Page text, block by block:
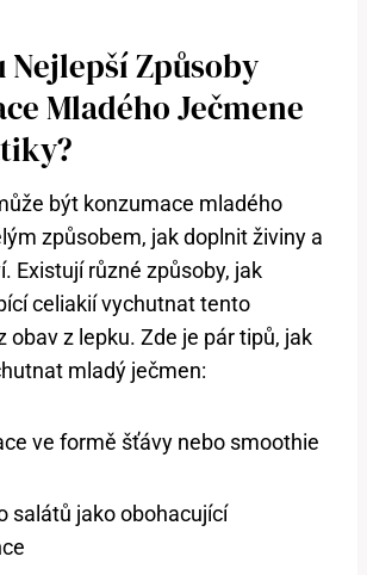
Nejlepší Způsoby
Mladého Ječmene
být konzumace mladého
způsobem, jak doplnit živiny a
Existují různé způsoby, jak
celiakií vychutnat tento
obav z lepku. Zde je pár tipů, jak
mladý ječmen:
ve formě šťávy nebo smoothie
salátů jako obohacující